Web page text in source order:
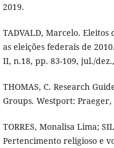
2019.
TADVALD, Marcelo. Eleitos
as eleições federais de
II, n.18, pp. 83-109, jul./
THOMAS, C. Research
Groups. Westport: Praeger,
TORRES, Monalisa Lima;
Pertencimento religioso e